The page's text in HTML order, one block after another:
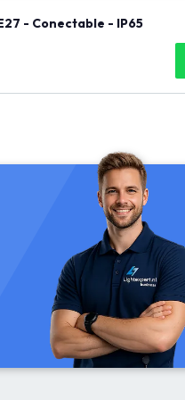
- Conectable - IP65